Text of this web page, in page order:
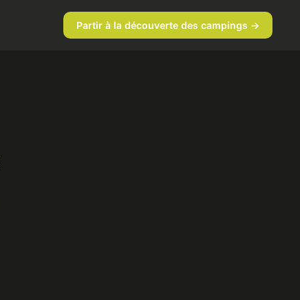
Partir à la découverte des campings →